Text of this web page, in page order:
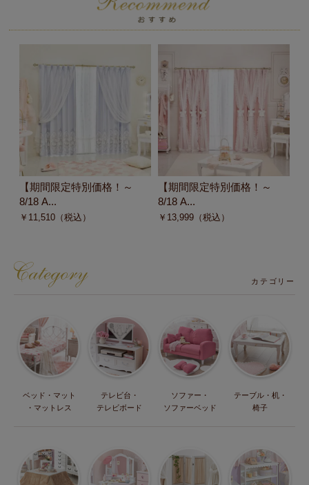
【期間限定特別価格！～
8/18 A...
￥ 11,510 （税込）
【期間限定特別価格！～
8/18 A...
￥ 13,999 （税込）
カテゴリー
ベッド・マット
・マットレス
テレビ台・
テレビボード
ソファー・
ソファーベッド
テーブル・机・
椅子